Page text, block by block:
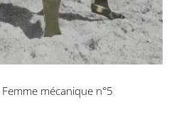
Femme mécanique n°5